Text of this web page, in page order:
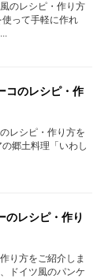
のレシピ・作り方
って手軽に作れ
コのレシピ・作
レシピ・作り方を
郷土料理「いわし
のレシピ・作り
り方をご紹介しま
ドイツ風のパンケ